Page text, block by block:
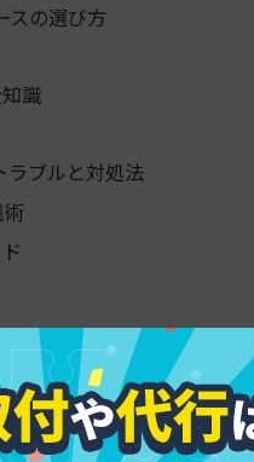
スの選び方
識
ラブルと対処法
真実
スで実現するシンプル運用